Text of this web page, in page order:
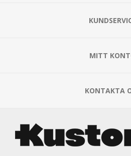
MITT
KONTAKTA